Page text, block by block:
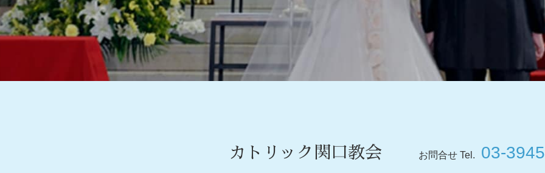
カトリック関口教会 お問合せ Tel. 03-